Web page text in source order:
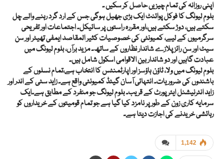
اپنی روزانہ کی تمام چیزیں حاصل کر سکیں ۔
بلوم لیونگ کا فوکل پوائنٹ ایک بڑی جھیل ہوگی جس کے ارد گرد رہنے والے چل
سکتے ہیں، دوڑ سکتے ہیں،اور مقررہ راستوں پر سائیکل۔ اجتماعات اور تفریحی
سرگرمیوں کے لیے، کمیونٹی کی خصوصیات کثیر المقاصد ایمفی تھیٹر اور سن
سیٹ اور سن رائز پلازے شاندار نظاروں کے ساتھ۔ مزید برآں، بلوم لیونگ میں
عبادت گاہیں اور دو شاندار بین الاقوامی اسکول شامل ہیں۔
بلوم لیونگ میں ولا، ٹاؤن ہاؤسز اور اپارٹمنٹس کا انتخاب ہے،تمام نسلوں کے
باشندوں کی ضروریات۔ انتہائی آسان گیٹڈ کمیونٹی واقع ہے۔ زاید سٹی کے اندر اور
زاید انٹرنیشنل ایئرپورٹ کے قریب۔ بلوم لیونگ جو منفرد کے مطابق ہے۔ایک
سرمایہ کاری زون کے طور پر نامزد کیا گیا ہے جو تمام قومیتوں کے خریداروں کو
رہائشی خریدنے کی اجازت دیتا ہے۔
1,142